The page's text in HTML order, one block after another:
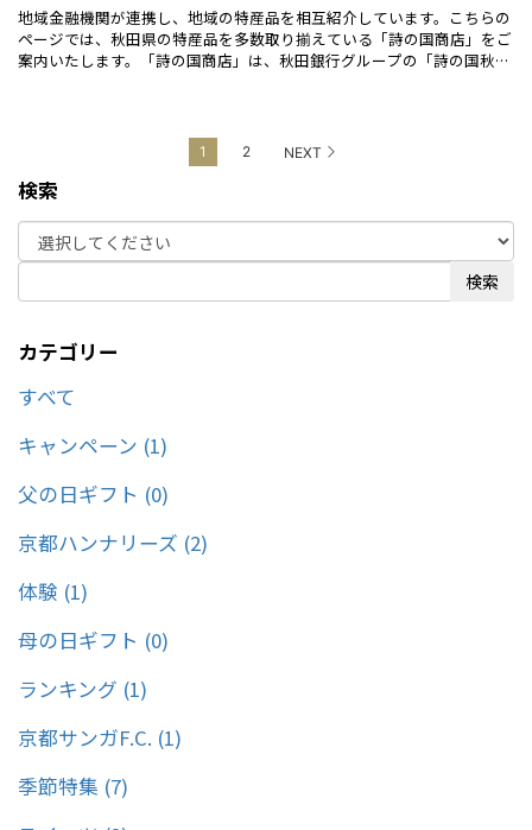
地域金融機関が連携し、地域の特産品を相互紹介しています。こちらの
ページでは、秋田県の特産品を多数取り揃えている「詩の国商店」をご
案内いたします。「詩の国商店」は、秋田銀行グループの「詩の国秋田
ものが豊富に揃っています。商品一つひとつには、生産者たちのストー
リーや思いが込められています。風光明媚な秋田の自然と、いにしえよ
り脈々と根付いてきた先人たちの知恵がつくりあげてきた秋田ならでは
オンラインストア」に遷移します。＼ 本場大館 きりたんぽ玉手箱 ／本
場の味を全国の皆さまにお届けしたいとの思いから、秋田県大館市の市
民500名が試食を重ねて完成させたスープと、きりたんぽ鍋の具材をワ
ンパッケージにした買い足し不要の鍋セット。いぶりがっことチーズの
外部リンク「詩の国商店 オンラインストア」に遷移します。
https://ec.shinokuni-store.com/
1 2 NEXT
検索
検索
カテゴリー
すべて
キャンペーン (1)
父の日ギフト (0)
京都ハンナリーズ (2)
体験 (1)
母の日ギフト (0)
ランキング (1)
京都サンガF.C. (1)
季節特集 (7)